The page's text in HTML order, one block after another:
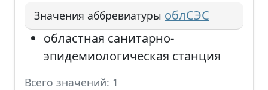
Значения аббревиатуры облСЭС
областная санитарно-
эпидемиологическая станция
Всего значений: 1